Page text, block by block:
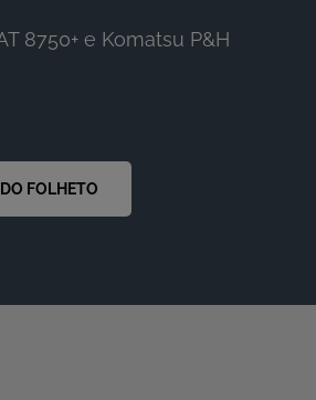
8750+ e Komatsu P&H
FOLHETO